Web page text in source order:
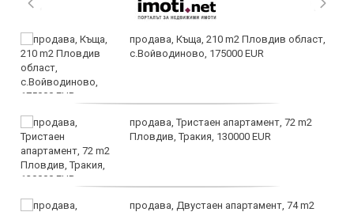
продава, Къща, 210 m2 Пловдив област,
с.Войводиново, 175000 EUR
продава, Тристаен апартамент, 72 m2
Пловдив, Тракия, 130000 EUR
продава, Двустаен апартамент, 74 m2